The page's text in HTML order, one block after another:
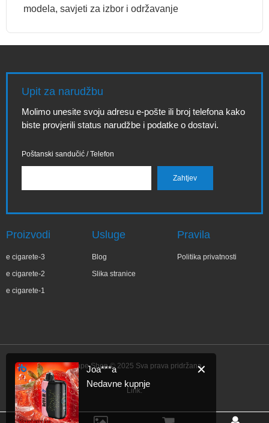
modela, savjeti za izbor i održavanje
Upit za narudžbu
Molimo unesite svoju adresu e-pošte ili broj telefona kako
biste provjerili status narudžbe i podatke o dostavi.
Poštanski sandučić / Telefon
Proizvodi
e cigarete-3
e cigarete-2
e cigarete-1
Usluge
Blog
Slika stranice
Pravila
Politika privatnosti
IBVape Shop © 2025 Sva prava pridržana.
Link:
✕
Joa***a
Nedavne kupnje